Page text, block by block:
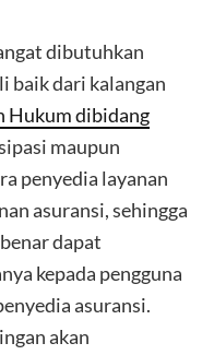
dibutuhkan
baik dari kalangan
Hukum dibidang
maupun
penyedia layanan
asuransi, sehingga
dapat
kepada pengguna
asuransi.
akan